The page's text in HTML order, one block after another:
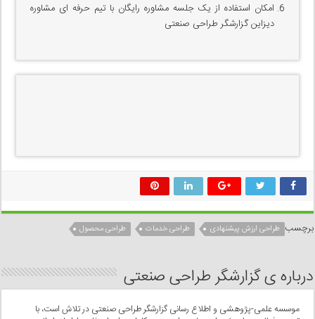
امکان استفاده از یک جلسه مشاوره رایگان با تیم حرفه ای مشاوره
دیزاین گزارشگر طراحی صنعتی
برچسب طراحی ارزش پیشنهادی طراحی خدمات طراحی محصول
درباره ی گزارشگر طراحی صنعتی
موسسه علمی-پژوهشی و اطلاع رسانی گزارشگر طراحی صنعتی در تلاش است، با